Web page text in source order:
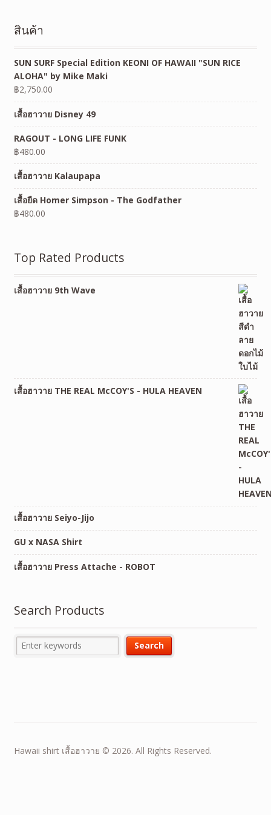
สินค้า
SUN SURF Special Edition KEONI OF HAWAII "SUN RICE
ALOHA" by Mike Maki
฿2,750.00
เสื้อฮาวาย Disney 49
RAGOUT - LONG LIFE FUNK
฿480.00
เสื้อฮาวาย Kalaupapa
เสื้อยืด Homer Simpson - The Godfather
฿480.00
Top Rated Products
เสื้อฮาวาย 9th Wave
เสื้อฮาวาย THE REAL McCOY'S - HULA HEAVEN
เสื้อฮาวาย Seiyo-Jijo
GU x NASA Shirt
เสื้อฮาวาย Press Attache - ROBOT
Search Products
Hawaii shirt เสื้อฮาวาย © 2026. All Rights Reserved.